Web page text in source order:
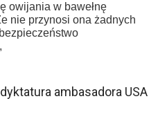
owijania w bawełnę
nie przynosi ona żadnych
ambasadora USA